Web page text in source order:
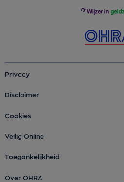
Privacy
Disclaimer
Cookies
Veilig Online
Toegankelijkheid
Over OHRA